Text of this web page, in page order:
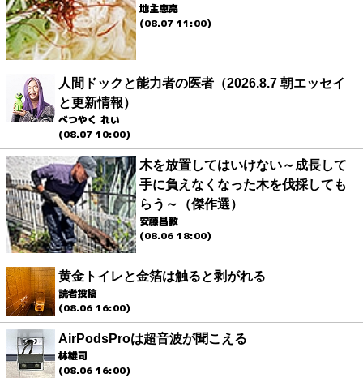
地主恵亮
(08.07 11:00)
人間ドックと能力者の医者（2026.8.7 朝エッセイ
と更新情報）
べつやく れい
(08.07 10:00)
木を放置してはいけない～成長して
手に負えなくなった木を伐採しても
らう～（傑作選）
安藤昌教
(08.06 18:00)
黄金トイレと金箔は触ると剥がれる
読者投稿
(08.06 16:00)
AirPodsProは超音波が聞こえる
林雄司
(08.06 16:00)